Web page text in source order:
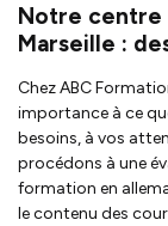
Notre centre
Marseille :
Chez ABC
importance à ce
besoins, à vos
procédons à une
formation en
le contenu des